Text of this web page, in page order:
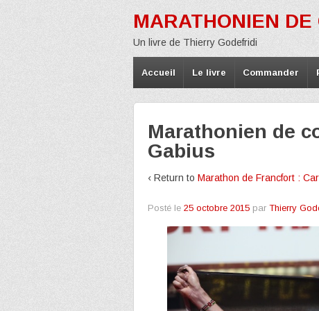
MARATHONIEN
Un livre de Thierry Godefridi
Accueil Le livre Commander
Marathonien de
Gabius
‹ Return to Marathon de Francfort :
Posté le 25 octobre 2015 par Thierry